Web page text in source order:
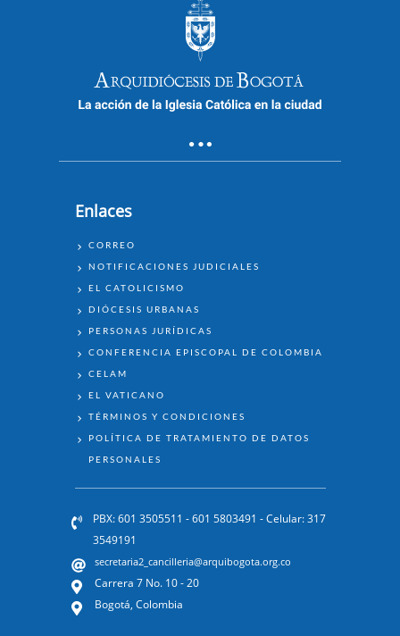
Enlaces
ENLACES
CORREO
NOTIFICACIONES JUDICIALES
EL CATOLICISMO
DIÓCESIS URBANAS
PERSONAS JURÍDICAS
CONFERENCIA EPISCOPAL DE COLOMBIA
CELAM
EL VATICANO
TÉRMINOS Y CONDICIONES
POLÍTICA DE TRATAMIENTO DE DATOS
PERSONALES
PBX: 601 3505511 - 601 5803491 - Celular: 317
3549191
secretaria2_cancilleria@arquibogota.org.co
Carrera 7 No. 10 - 20
Bogotá, Colombia